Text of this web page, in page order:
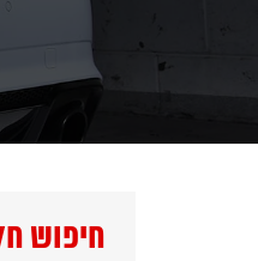
חיפוש